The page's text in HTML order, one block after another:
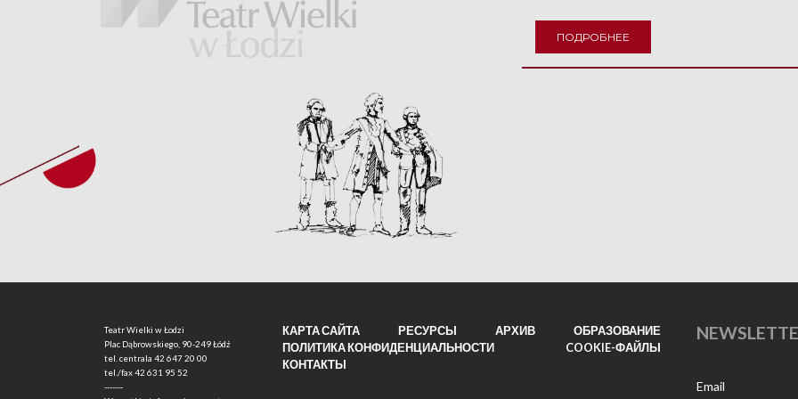
ПОДРОБНЕЕ
Teatr Wielki w Łodzi
Plac Dąbrowskiego, 90-249 Łódź
tel. centrala 42 647 20 00
tel./fax42 631 95 52
-------
КАРТА САЙТА РЕСУРСЫ АРХИВ
ОБРАЗОВАНИЕ
ПОЛИТИКА КОНФИДЕНЦИАЛЬНОСТИ
COOKIE-ФАЙЛЫ
КОНТАКТЫ
Email